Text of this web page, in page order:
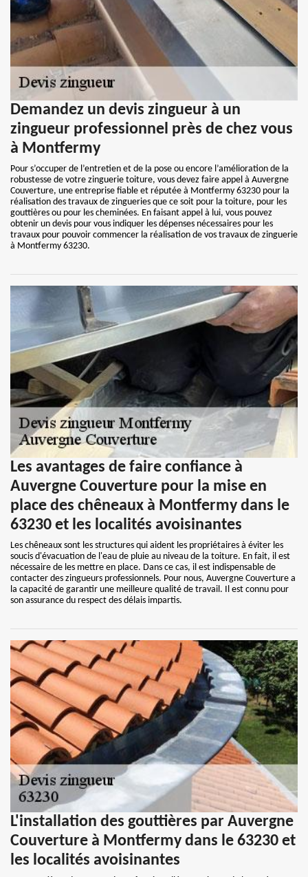
Demandez un devis zingueur à un
zingueur professionnel près de chez vous
à Montfermy
Pour s’occuper de l’entretien et de la pose ou encore l’amélioration de la
robustesse de votre zinguerie toiture, vous devez faire appel à Auvergne
Couverture, une entreprise fiable et réputée à Montfermy 63230 pour la
réalisation des travaux de zingueries que ce soit pour la toiture, pour les
gouttières ou pour les cheminées. En faisant appel à lui, vous pouvez
obtenir un devis pour vous indiquer les dépenses nécessaires pour les
travaux pour pouvoir commencer la réalisation de vos travaux de zinguerie
à Montfermy 63230.
Les avantages de faire confiance à
Auvergne Couverture pour la mise en
place des chêneaux à Montfermy dans le
63230 et les localités avoisinantes
Les chêneaux sont les structures qui aident les propriétaires à éviter les
soucis d'évacuation de l'eau de pluie au niveau de la toiture. En fait, il est
nécessaire de les mettre en place. Dans ce cas, il est indispensable de
contacter des zingueurs professionnels. Pour nous, Auvergne Couverture a
la capacité de garantir une meilleure qualité de travail. Il est connu pour
son assurance du respect des délais impartis.
L'installation des gouttières par Auvergne
Couverture à Montfermy dans le 63230 et
les localités avoisinantes